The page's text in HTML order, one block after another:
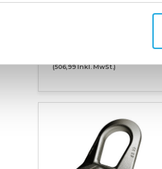
(506,99 Inkl. MwSt.)